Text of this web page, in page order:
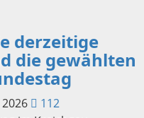
derzeitige
die gewählten
112